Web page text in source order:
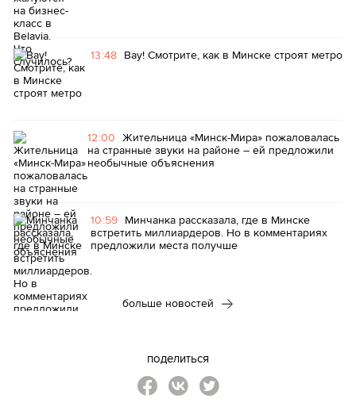
13:48 Вау! Смотрите, как в Минске строят метро
12:00 Жительница «Минск-Мира» пожаловалась
на странные звуки на районе – ей предложили
необычные объяснения
10:59 Минчанка рассказала, где в Минске
встретить миллиардеров. Но в комментариях
предложили места получше
больше новостей
поделиться